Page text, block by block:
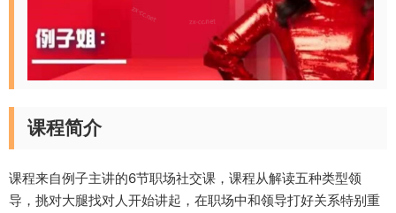
课程简介
​课程来自例子主讲的6节职场社交课，课程从解读五种类型领
导，挑对大腿找对人开始讲起，在职场中和领导打好关系特别重